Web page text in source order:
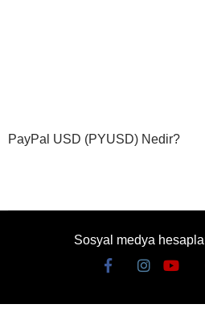
PayPal USD (PYUSD) Nedir?
Sosyal medya